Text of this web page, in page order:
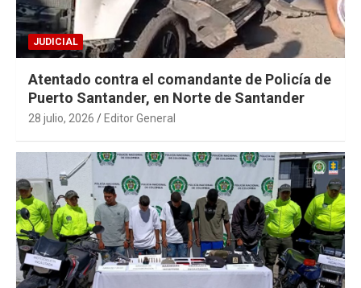
JUDICIAL
Atentado contra el comandante de Policía de
Puerto Santander, en Norte de Santander
28 julio, 2026 Editor General